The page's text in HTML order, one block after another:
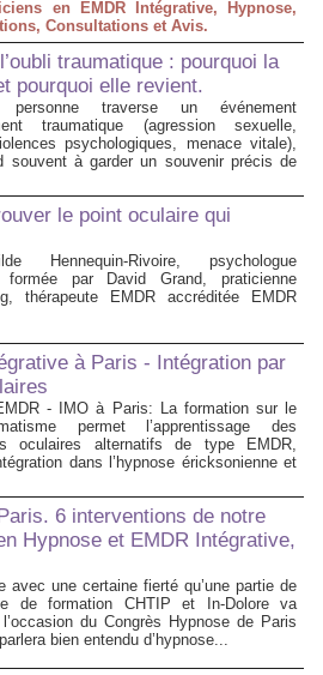
en EMDR Intégrative, Hypnose,
Consultations et Avis.
traumatique : pourquoi la
pourquoi elle revient.
personne traverse un événement
traumatique (agression sexuelle,
psychologiques, menace vitale),
souvent à garder un souvenir précis de
le point oculaire qui
Hennequin-Rivoire, psychologue
formée par David Grand, praticienne
thérapeute EMDR accréditée EMDR
à Paris - Intégration par
- IMO à Paris: La formation sur le
permet l’apprentissage des
oculaires alternatifs de type EMDR,
dans l’hypnose éricksonienne et
6 interventions de notre
Hypnose et EMDR Intégrative,
avec une certaine fierté qu’une partie de
de formation CHTIP et In-Dolore va
du Congrès Hypnose de Paris
bien entendu d’hypnose...